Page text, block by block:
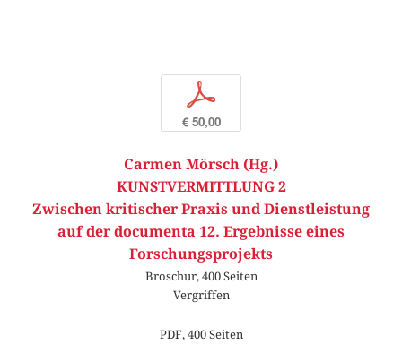
p
€ 50,00
Carmen Mörsch (Hg.)
KUNSTVERMITTLUNG 2
Zwischen kritischer Praxis und Dienstleistung
auf der documenta 12. Ergebnisse eines
Forschungsprojekts
Broschur, 400 Seiten
Vergriffen
PDF, 400 Seiten